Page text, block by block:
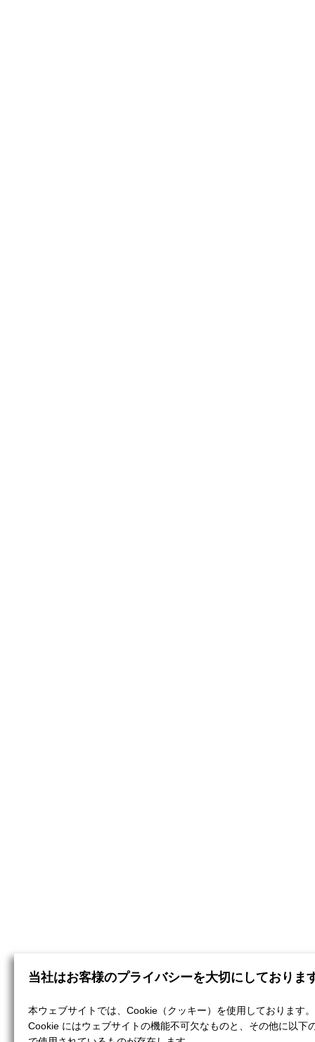
当社はお客様のプライバシーを大切にしておりま
本ウェブサイトでは、Cookie（クッキー）を使用しております。
Cookie にはウェブサイトの機能不可欠なものと、その他に以下